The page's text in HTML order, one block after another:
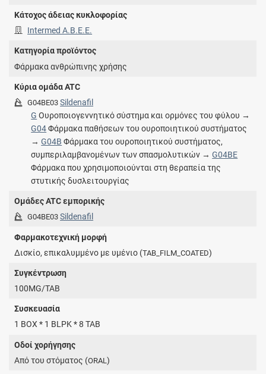
Κάτοχος άδειας κυκλοφορίας
Intermed Α.Β.Ε.Ε.
Κατηγορία προϊόντος
Φάρμακα ανθρώπινης χρήσης
Κύρια ομάδα ATC
G04BE03 Sildenafil
G Ουροποιογεννητικό σύστημα και ορμόνες του φύλου →
G04Φάρμακα παθήσεων του ουροποιητικού συστήματος
→G04B Φάρμακα του ουροποιητικού συστήματος,
συμπεριλαμβανομένων των σπασμολυτικών →G04BE
Φάρμακα που χρησιμοποιούνται στη θεραπεία της
στυτικής δυσλειτουργίας
Ομάδες ATC εμπορικής
G04BE03 Sildenafil
Φαρμακοτεχνική μορφή
Δισκίο, επικαλυμμένο με υμένιο (TAB_FILM_COATED)
Συγκέντρωση
100MG/TAB
Συσκευασία
1 BOX * 1 BLPK * 8 TAB
Οδοί χορήγησης
Από του στόματος (ORAL )